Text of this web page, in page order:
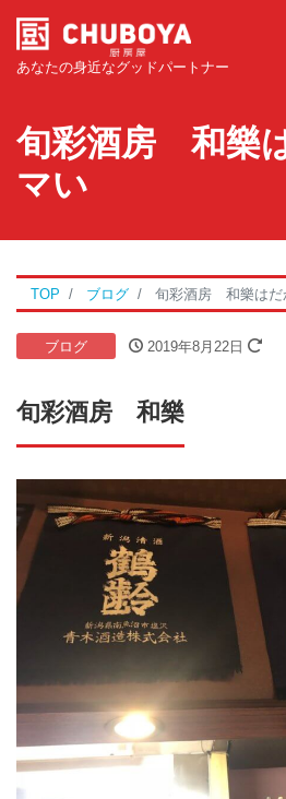
あなたの身近なグッドパートナー
旬彩酒房 和樂
マい
TOP ブログ 旬彩酒房 和樂はだ
ブログ 2019年8月22日
旬彩酒房 和樂